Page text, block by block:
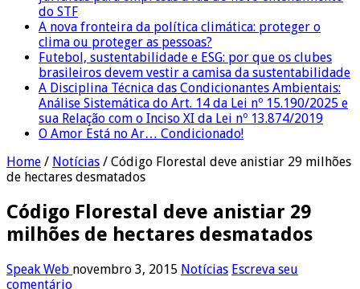
do STF
A nova fronteira da política climática: proteger o
clima ou proteger as pessoas?
Futebol, sustentabilidade e ESG: por que os clubes
brasileiros devem vestir a camisa da sustentabilidade
A Disciplina Técnica das Condicionantes Ambientais:
Análise Sistemática do Art. 14 da Lei nº 15.190/2025 e
sua Relação com o Inciso XI da Lei nº 13.874/2019
O Amor Está no Ar… Condicionado!
Home / Notícias / Código Florestal deve anistiar 29 milhões
de hectares desmatados
Código Florestal deve anistiar 29
milhões de hectares desmatados
Speak Web novembro 3, 2015 Notícias Escreva seu
comentário